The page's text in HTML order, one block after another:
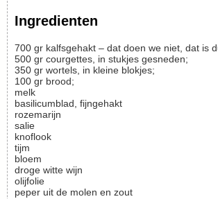
Ingredienten
700 gr kalfsgehakt – dat doen we niet, dat is
500 gr courgettes, in stukjes gesneden;
350 gr wortels, in kleine blokjes;
100 gr brood;
melk
basilicumblad, fijngehakt
rozemarijn
salie
knoflook
tijm
bloem
droge witte wijn
olijfolie
peper uit de molen en zout